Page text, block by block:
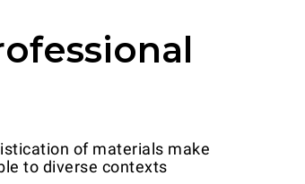
of materials make
to diverse contexts.